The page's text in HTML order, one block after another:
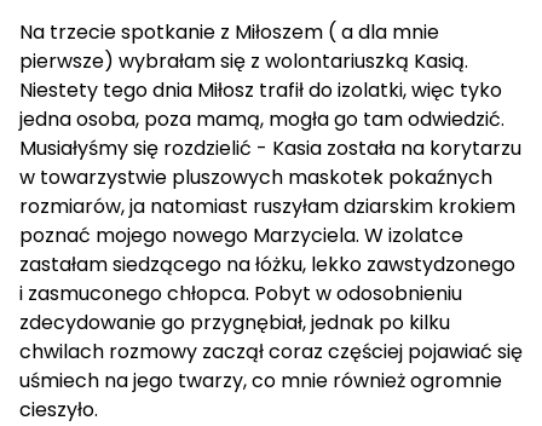
Na trzecie spotkanie z Miłoszem ( a dla mnie
pierwsze) wybrałam się z wolontariuszką Kasią.
Niestety tego dnia Miłosz trafił do izolatki, więc tyko
jedna osoba, poza mamą, mogła go tam odwiedzić.
Musiałyśmy się rozdzielić - Kasia została na korytarzu
w towarzystwie pluszowych maskotek pokaźnych
rozmiarów, ja natomiast ruszyłam dziarskim krokiem
poznać mojego nowego Marzyciela. W izolatce
zastałam siedzącego na łóżku, lekko zawstydzonego
i zasmuconego chłopca. Pobyt w odosobnieniu
zdecydowanie go przygnębiał, jednak po kilku
chwilach rozmowy zaczął coraz częściej pojawiać się
uśmiech na jego twarzy, co mnie również ogromnie
cieszyło.